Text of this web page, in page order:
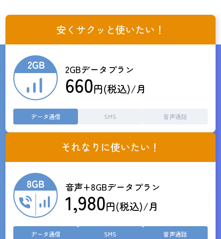
安くサクッと使いたい！
2GBデータプラン
660円(税込)/月
データ通信 SMS 音声通話
それなりに使いたい！
音声+8GBデータプラン
1,980円(税込)/月
データ通信 SMS 音声通話